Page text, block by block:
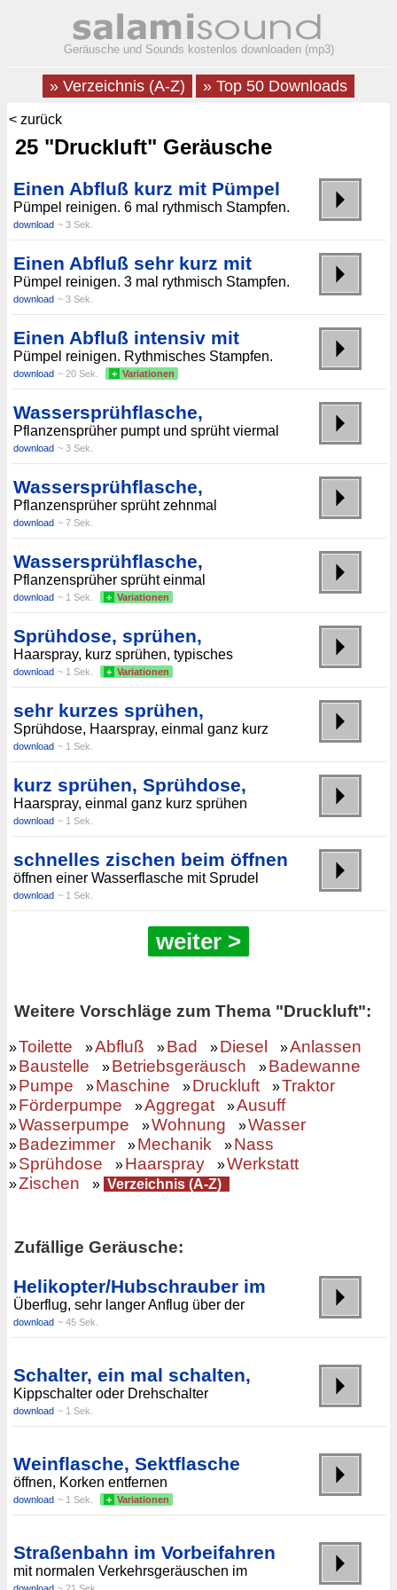
Geräusche und Sounds kostenlos downloaden (mp3)
» Verzeichnis (A-Z) » Top 50 Downloads
< zurück
25 "Druckluft" Geräusche
Einen Abfluß kurz mit Pümpel
Pümpel reinigen. 6 mal rythmisch Stampfen.
download ~ 3 Sek.
Einen Abfluß sehr kurz mit
Pümpel reinigen. 3 mal rythmisch Stampfen.
download ~ 3 Sek.
Einen Abfluß intensiv mit
Pümpel reinigen. Rythmisches Stampfen.
download ~ 20 Sek. + Variationen
Wassersprühflasche,
Pflanzensprüher pumpt und sprüht viermal
download ~ 3 Sek.
Wassersprühflasche,
Pflanzensprüher sprüht zehnmal
download ~ 7 Sek.
Wassersprühflasche,
Pflanzensprüher sprüht einmal
download ~ 1 Sek. + Variationen
Sprühdose, sprühen,
Haarspray, kurz sprühen, typisches
download ~ 1 Sek. + Variationen
sehr kurzes sprühen,
Sprühdose, Haarspray, einmal ganz kurz
download ~ 1 Sek.
kurz sprühen, Sprühdose,
Haarspray, einmal ganz kurz sprühen
download ~ 1 Sek.
schnelles zischen beim öffnen
öffnen einer Wasserflasche mit Sprudel
download ~ 1 Sek.
weiter >
Weitere Vorschläge zum Thema "Druckluft":
»Toilette »Abfluß »Bad »Diesel »Anlassen
»Baustelle »Betriebsgeräusch »Badewanne
»Pumpe »Maschine »Druckluft »Traktor
»Förderpumpe »Aggregat »Ausuff
»Wasserpumpe »Wohnung »Wasser
»Badezimmer »Mechanik »Nass
»Sprühdose »Haarspray »Werkstatt
»Zischen » Verzeichnis (A-Z)
Zufällige Geräusche:
Helikopter/Hubschrauber im
Überflug, sehr langer Anflug über der
download ~ 45 Sek.
Schalter, ein mal schalten,
Kippschalter oder Drehschalter
download ~ 1 Sek.
Weinflasche, Sektflasche
öffnen, Korken entfernen
download ~ 1 Sek. + Variationen
Straßenbahn im Vorbeifahren
mit normalen Verkehrsgeräuschen im